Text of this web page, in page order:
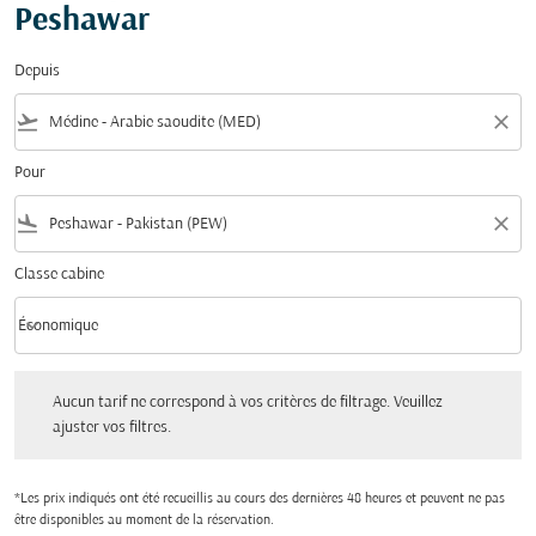
Peshawar
Depuis
flight_takeoff close
Pour
flight_land close
Classe cabine
Classe cabine option Économique Selected
Économique
keyboard_arrow_down
Aucun tarif ne correspond à vos critères de filtrage. Veuillez
ajuster vos filtres.
*Les prix indiqués ont été recueillis au cours des dernières 48 heures et peuvent ne pas
être disponibles au moment de la réservation.